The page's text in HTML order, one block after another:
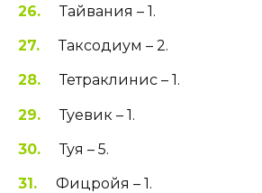
Тайвания – 1.
Таксодиум – 2.
Тетраклинис – 1.
Туевик – 1.
Туя – 5.
Фицройя – 1.